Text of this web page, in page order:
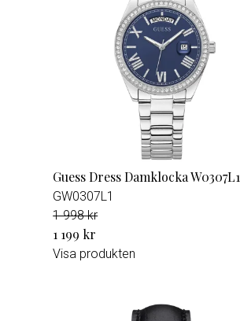
Guess Dress Damklocka W0307L1
GW0307L1
1 998 kr
1 199 kr
Visa produkten